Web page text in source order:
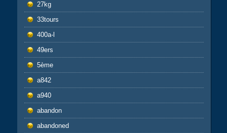
27kg
33tours
400a-l
49ers
5ème
a842
a940
abandon
abandoned